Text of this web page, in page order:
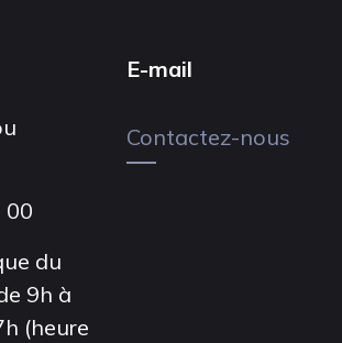
00
du
9h à
(heure
E-mail
Contactez-nous